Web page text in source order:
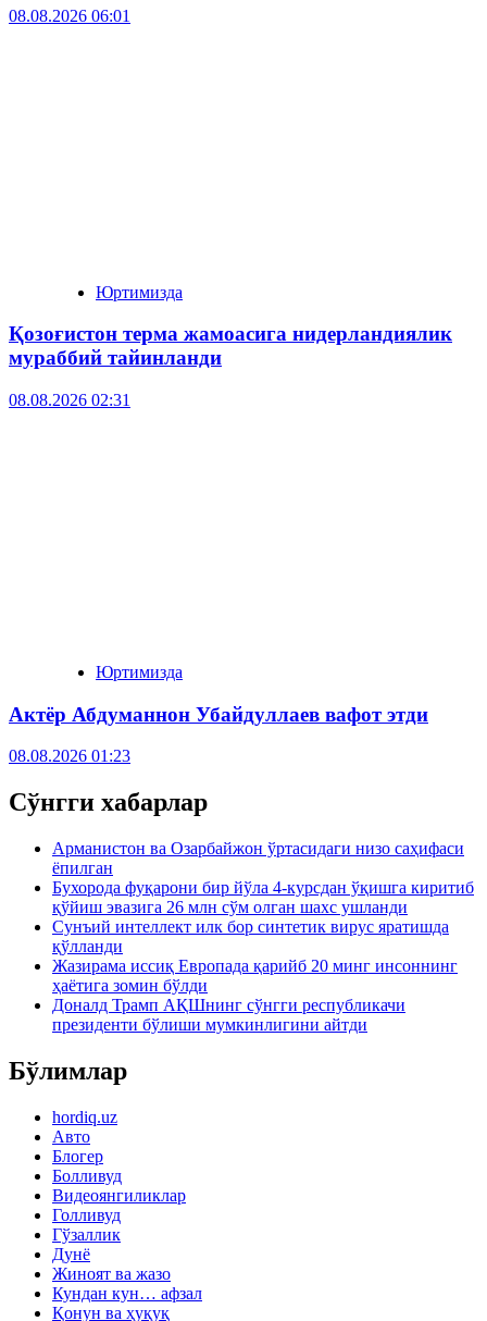
08.08.2026 06:01
Юртимизда
Қозоғистон терма жамоасига нидерландиялик
мураббий тайинланди
08.08.2026 02:31
Юртимизда
Актёр Абду­маннон Убайдуллаев вафот этди
08.08.2026 01:23
Сўнгги хабарлар
Арманистон ва Озарбайжон ўртасидаги низо саҳифаси
ёпилган
Бухорода фуқарони бир йўла 4-курсдан ўқишга киритиб
қўйиш эвазига 26 млн сўм олган шахс ушланди
Сунъий интеллект илк бор синтетик вирус яратишда
қўлланди
Жазирама иссиқ Европада қарийб 20 минг инсоннинг
ҳаётига зомин бўлди
Доналд Трамп АҚШнинг сўнгги республикачи
президенти бўлиши мумкинлигини айтди
Бўлимлар
hordiq.uz
Авто
Блогер
Болливуд
Видеоянгиликлар
Голливуд
Гўзаллик
Дунё
Жиноят ва жазо
Кундан кун… афзал
Қонун ва ҳуқуқ